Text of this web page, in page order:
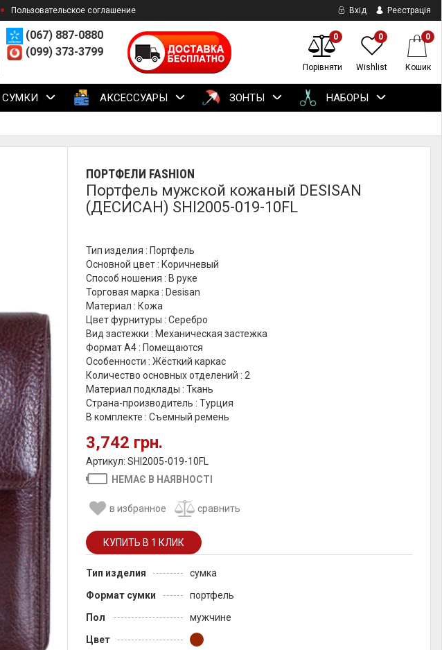
Пользовательское соглашение Вхід Реєстрація
(067) 887-0880
(099) 373-3799
0
Порівняти
0
Wishlist
0
Кошик
СУМКИ АКСЕССУАРЫ ЗОНТЫ НАБОРЫ
ПОРТФЕЛИ FASHION
Портфель мужской кожаный DESISAN
(ДЕСИСАН) SHI2005-019-10FL
Тип изделия : Портфель
Основной цвет : Коричневый
Способ ношения : В руке
Торговая марка : Desisan
Материал : Кожа
Цвет фурнитуры : Серебро
Вид застежки : Механическая застежка
Формат А4 : Помещаются
Особенности : Жёсткий каркас
Количество основных отделений : 2
Материал подклады : Ткань
Страна-производитель : Турция
В комплекте : Съемный ремень
3,742 грн.
Артикул: SHI2005-019-10FL
НЕМАЄ В НАЯВНОСТІ
в избранное сравнить
Тип изделия
сумка
Формат сумки
портфель
Пол
мужчине
Цвет